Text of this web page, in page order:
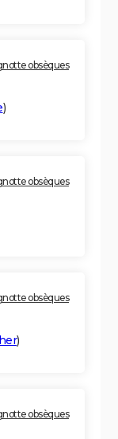
obsèques
)
obsèques
obsèques
)
obsèques